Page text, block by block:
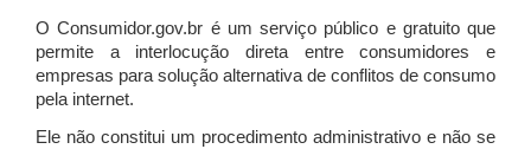
O Consumidor.gov.br é um serviço público e gratuito que
permite a interlocução direta entre consumidores e
empresas para solução alternativa de conflitos de consumo
pela internet.
Ele não constitui um procedimento administrativo e não se